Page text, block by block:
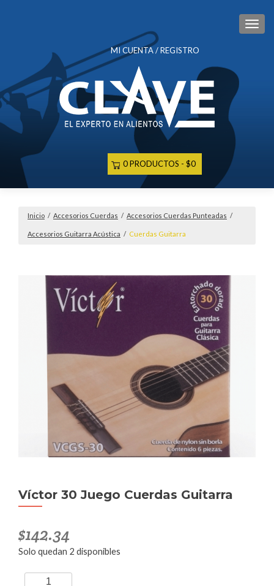
MI CUENTA / REGISTRO
0 PRODUCTOS $0
Inicio / Accesorios Cuerdas / Accesorios Cuerdas Punteadas /
Accesorios Guitarra Acústica / Cuerdas Guitarra
Víctor 30 Juego Cuerdas Guitarra
$142.34
Solo quedan 2 disponibles
Víctor